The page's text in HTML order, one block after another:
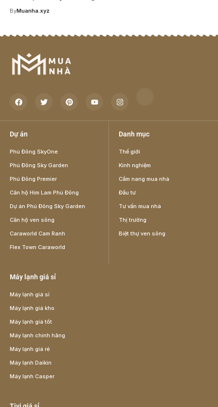
ByMuanha.xyz
Dự án
Phú Đông SkyOne
Phú Đông Sky Garden
Phú Đông Premier
Căn hộ Him Lam Phú Đông
Dự án Phú Đông Sky Garden
Căn hộ ven sông
Caraworld Cam Ranh
Flex Town Caraworld
Danh mục
Thế giới
Kinh nghiệm
Cẩm nang mua nhà
Đầu tư
Tư vấn mua nhà
Thị trường
Biệt thự ven sông
Máy lạnh giá sỉ
Máy lạnh giá sỉ
Máy lạnh giá kho
Máy lạnh giá tốt
Máy lạnh chính hãng
Máy lạnh giá rẻ
Máy lạnh Daikin
Máy lạnh Casper